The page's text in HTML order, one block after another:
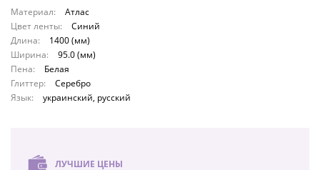
Материал:
Атлас
Цвет ленты:
Синий
Длина:
1400 (мм)
Ширина:
95.0 (мм)
Пена:
Белая
Глиттер:
Серебро
Язык:
украинский, русский
ЛУЧШИЕ ЦЕНЫ